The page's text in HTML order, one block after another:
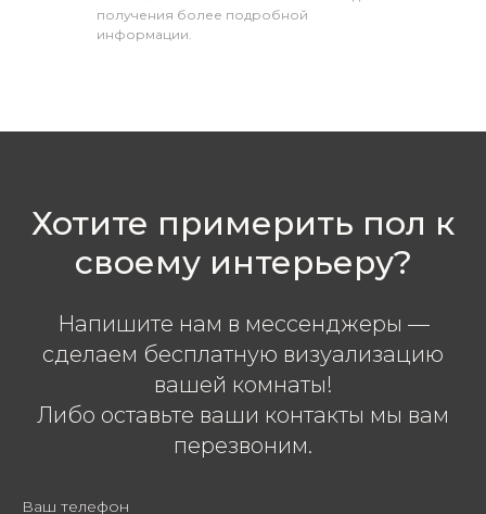
получения более подробной
информации.
Хотите примерить пол к
своему интерьеру?
Напишите нам в мессенджеры —
сделаем бесплатную визуализацию
вашей комнаты!
Либо оставьте ваши контакты мы вам
перезвоним.
Ваш телефон